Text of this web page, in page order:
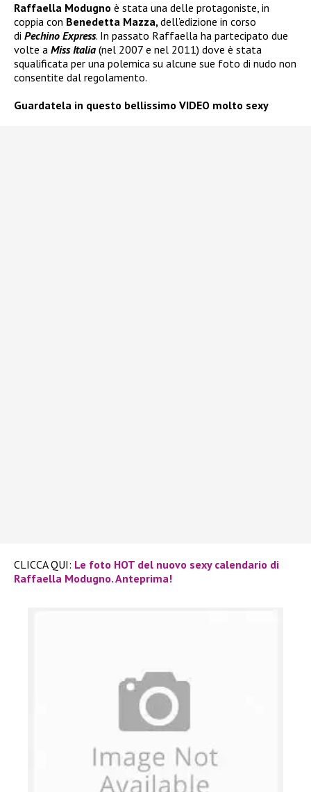
Raffaella Modugno è stata una delle protagoniste, in
coppia con Benedetta Mazza,dell’edizione in corso
di Pechino Express. In passato Raffaella ha partecipato due
volte a Miss Italia (nel 2007 e nel 2011) dove è stata
squalificata per una polemica su alcune sue foto di nudo non
consentite dal regolamento.
Guardatela in questo bellissimo VIDEO molto sexy
CLICCA QUI: Le foto HOT del nuovo sexy calendario di
Raffaella Modugno. Anteprima!